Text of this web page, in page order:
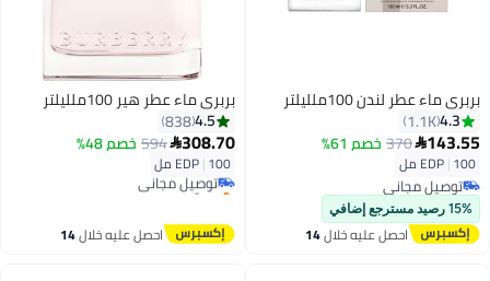
بربري ماء عطر لندن 100ملليلتر
4.3
1.1K
143.55
370 خصم 61%
EDP|100 مل
توصيل مجاني
توصيل مجاني
15% رصيد مسترجع إضافي
احصل عليه خلال14
بربري ماء عطر هير 100ملليلتر
4.5
838
308.70
594 خصم 48%
EDP|100 ملتوصيل مجاني
بتخلّص بسرعة
توصيل مجاني
احصل عليه خلال14